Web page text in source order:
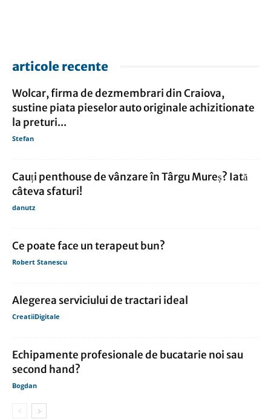
articole recente
Wolcar, firma de dezmembrari din Craiova,
sustine piata pieselor auto originale achizitionate
la preturi...
Stefan
Cauți penthouse de vânzare în Târgu Mureș? Iată
câteva sfaturi!
danutz
Ce poate face un terapeut bun?
Robert Stanescu
Alegerea serviciului de tractari ideal
CreatiiDigitale
Echipamente profesionale de bucatarie noi sau
second hand?
Bogdan